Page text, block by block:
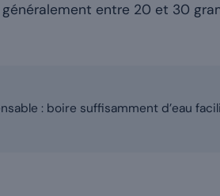
entre 20 et 30
: boire suffisamment d’eau